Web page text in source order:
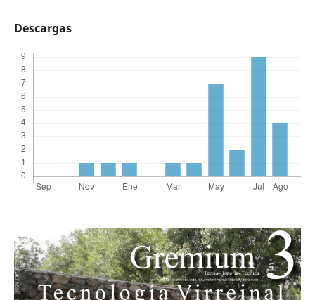
Descargas